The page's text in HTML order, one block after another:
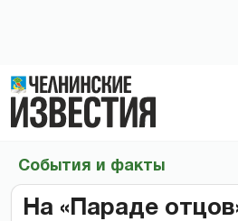
События и факты
На «Параде